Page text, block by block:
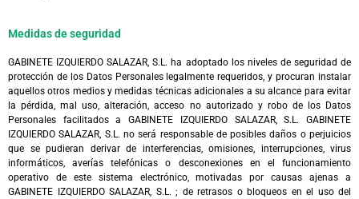
Medidas de seguridad
GABINETE IZQUIERDO SALAZAR, S.L. ha adoptado los niveles de seguridad de
protección de los Datos Personales legalmente requeridos, y procuran instalar
aquellos otros medios y medidas técnicas adicionales a su alcance para evitar
la pérdida, mal uso, alteración, acceso no autorizado y robo de los Datos
Personales facilitados a GABINETE IZQUIERDO SALAZAR, S.L. GABINETE
IZQUIERDO SALAZAR, S.L. no será responsable de posibles daños o perjuicios
que se pudieran derivar de interferencias, omisiones, interrupciones, virus
informáticos, averías telefónicas o desconexiones en el funcionamiento
operativo de este sistema electrónico, motivadas por causas ajenas a
GABINETE IZQUIERDO SALAZAR, S.L. ; de retrasos o bloqueos en el uso del